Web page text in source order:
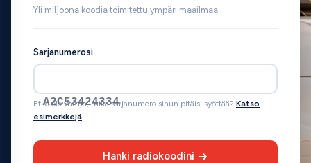
Yli miljoona koodia toimitettu ympäri maailmaa.
Sarjanumerosi
A2C53424334
Etkö ole varma, mikä sarjanumero sinun pitäisi syöttää? Katso
esimerkkejä
Hanki radiokoodini